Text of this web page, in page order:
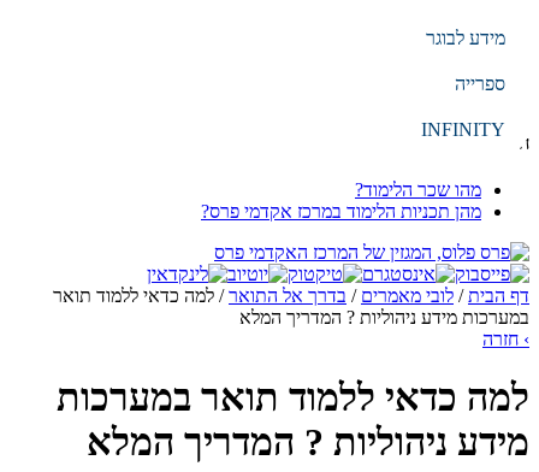
מידע לבוגר
ספרייה
INFINITY
חיפושים נפוצים
מהו שכר הלימוד?
מהן תכניות הלימוד במרכז אקדמי פרס?
דף הבית/ לובי מאמרים / בדרך אל התואר/ למה כדאי ללמוד תואר
במערכות מידע ניהוליות ? המדריך המלא
› חזרה
למה כדאי ללמוד תואר במערכות
מידע ניהוליות ? המדריך המלא